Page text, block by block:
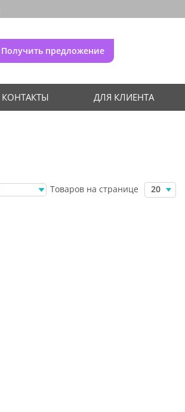
Получить предложение
КОНТАКТЫ ДЛЯ КЛИЕНТА
Товаров на странице 20